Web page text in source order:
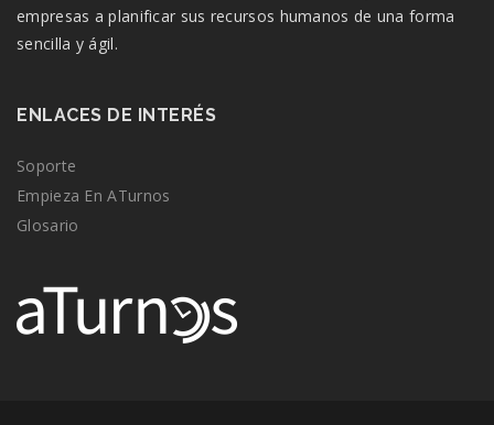
empresas a planificar sus recursos humanos de una forma
sencilla y ágil.
ENLACES DE INTERÉS
Soporte
Empieza En ATurnos
Glosario